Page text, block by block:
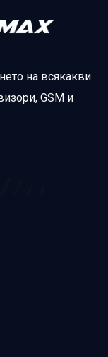
на всякакви
GSM и